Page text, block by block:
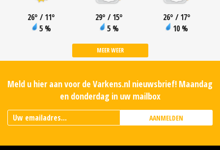
26° / 11°
5 %
29° / 15°
5 %
26° / 17°
10 %
MEER WEER
Meld u hier aan voor de Varkens.nl nieuwsbrief! Maandag
en donderdag in uw mailbox
AANMELDEN